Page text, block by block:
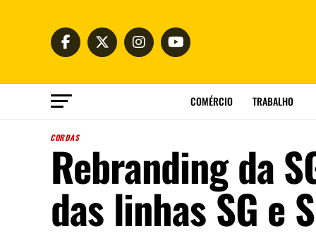
COMÉRCIO TRABALHO
CORDAS
Rebranding da
das linhas SG e